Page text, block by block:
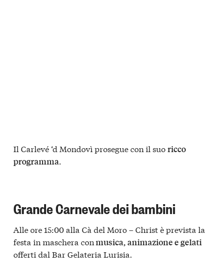
Il Carlevé ‘d Mondovì prosegue con il suoricco
programma.
Grande Carnevale dei bambini
Alle ore 15:00 alla Cà del Moro – Christ è prevista la
festa in maschera conmusica, animazione e gelati
offerti dal Bar Gelateria Lurisia.